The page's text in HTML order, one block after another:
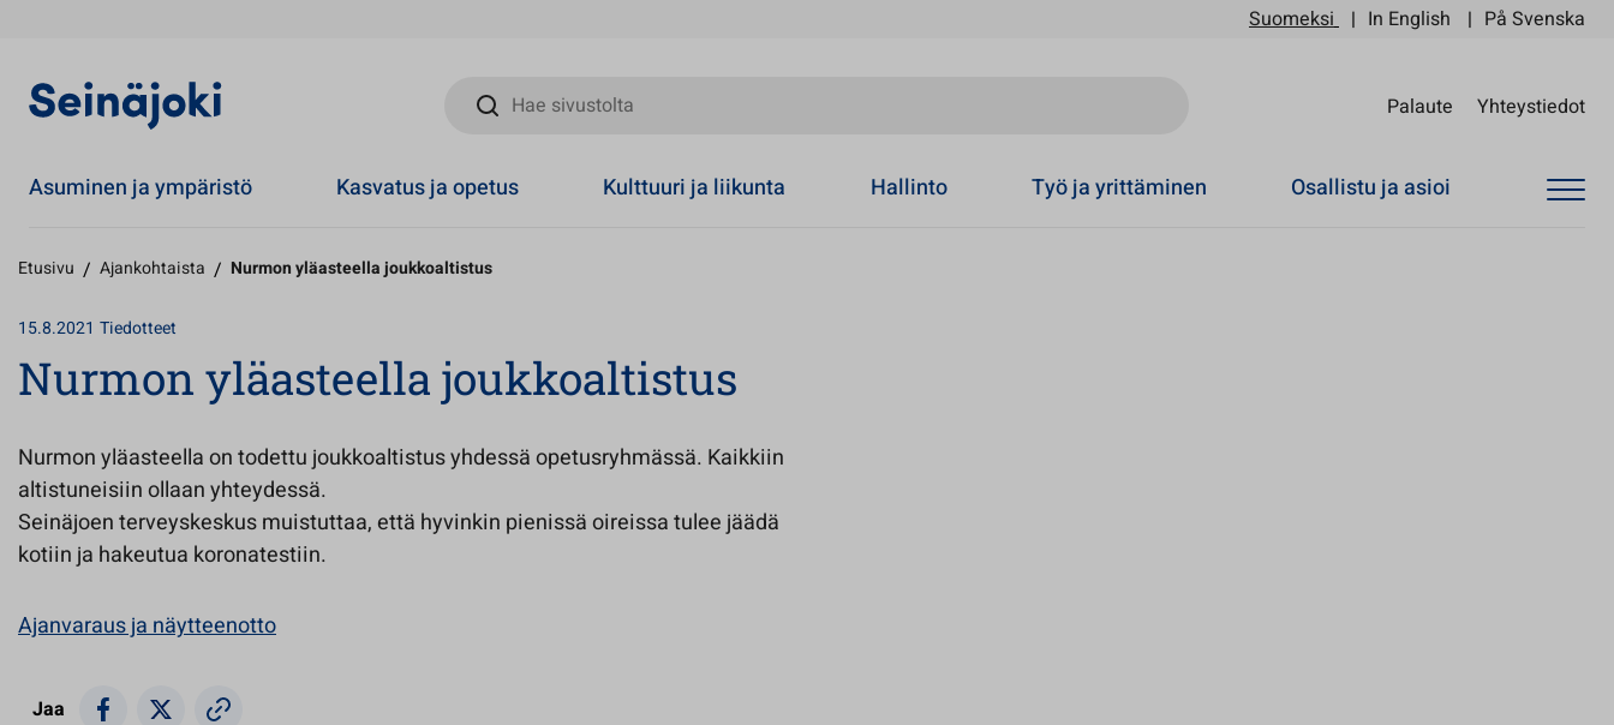
Suomeksi In English På Svenska
Hae sivustolta
Palaute Yhteystiedot
Asuminen ja ympäristö Kasvatus ja opetus Kulttuuri ja liikunta Hallinto Työ ja yrittäminen Osallistu ja asioi
Etusivu / Ajankohtaista / Nurmon yläasteella joukkoaltistus
15.8.2021 Tiedotteet
Nurmon yläasteella joukkoaltistus
Nurmon yläasteella on todettu joukkoaltistus yhdessä opetusryhmässä. Kaikkiin
altistuneisiin ollaan yhteydessä.
Seinäjoen terveyskeskus muistuttaa, että hyvinkin pienissä oireissa tulee jäädä
kotiin ja hakeutua koronatestiin.
Ajanvaraus ja näytteenotto
Jaa